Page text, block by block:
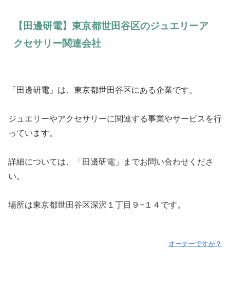
【田邊研電】東京都世田谷区のジュエリーア
クセサリー関連会社
「田邊研電」は、東京都世田谷区にある企業です。
ジュエリーやアクセサリーに関連する事業やサービスを行
っています。
詳細については、「田邊研電」までお問い合わせくださ
い。
場所は東京都世田谷区深沢１丁目９−１４です。
オーナーですか？